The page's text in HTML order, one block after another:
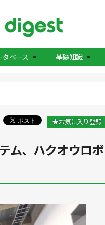
タベース 基礎知識
★お気に入り登録
ム、ハクオウロボ